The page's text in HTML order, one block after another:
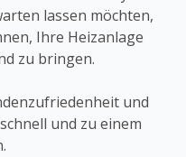
lassen möchten,
Ihre Heizanlage
zu bringen.
und
und zu einem